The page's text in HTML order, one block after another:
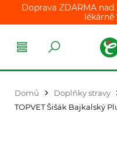
Doprava ZDARMA
lékárně
Domů Doplňky stravy
TOPVET Šišák Bajkalský